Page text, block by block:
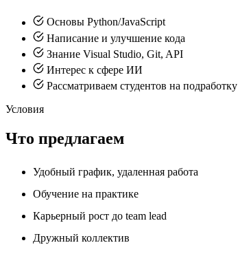
Основы Python/JavaScript
Написание и улучшение кода
Знание Visual Studio, Git, API
Интерес к сфере ИИ
Рассматриваем студентов на подработку
Условия
Что предлагаем
Удобный график, удаленная работа
Обучение на практике
Карьерный рост до team lead
Дружный коллектив